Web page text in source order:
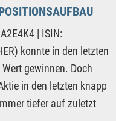
| ISIN:
konnte in den letzten
gewinnen. Doch
in den letzten knapp
tiefer auf zuletzt